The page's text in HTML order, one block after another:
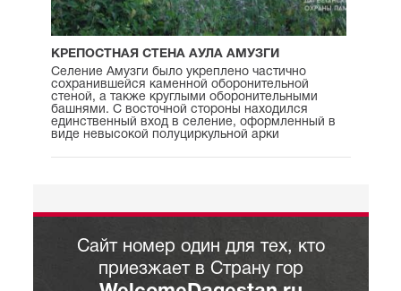
КРЕПОСТНАЯ СТЕНА АУЛА АМУЗГИ
Селение Амузги было укреплено частично
сохранившейся каменной оборонительной
стеной, а также круглыми оборонительными
башнями. С восточной стороны находился
единственный вход в селение, оформленный в
виде невысокой полуциркульной арки
Сайт номер один для тех, кто
приезжает в Страну гор